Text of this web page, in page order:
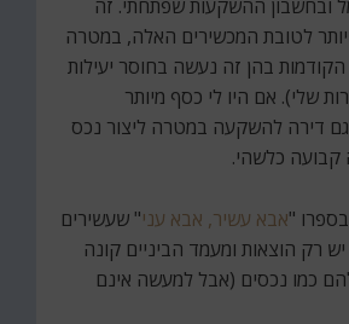
ובחשבון ההשקעות שפתחתי. זה
לטובת המכשירים האלה, במטרה
20 השנים הקודמות בהן זה נעשה בחוסר יעילות
שלי). אם היו לי כסף מיותר
גם דירה להשקעה במטרה ליצור נכס
קבועה כלשהי.
"אבא עשיר, אבא עני" שעשירים
רק הוצאות ומעמד הביניים קונה
כמו נכסים (אבל למעשה אינם